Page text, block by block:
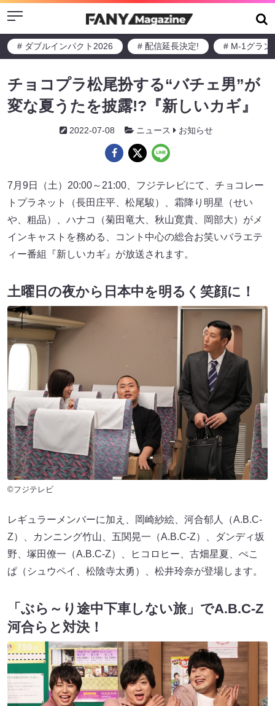
Menu
# ダブルインパクト2026 # 配信延長決定! # M-1グラン
チョコプラ松尾扮する“バチェ男”が
変な夏うたを披露!?『新しいカギ』
2022-07-08 ニュース お知らせ
7月9日（土）20:00～21:00、フジテレビにて、チョコレー
トプラネット（長田庄平、松尾駿）、霜降り明星（せい
や、粗品）、ハナコ（菊田竜大、秋山寛貴、岡部大）がメ
インキャストを務める、コント中心の総合お笑いバラエテ
ィー番組『新しいカギ』が放送されます。
土曜日の夜から日本中を明るく笑顔に！
©フジテレビ
レギュラーメンバーに加え、岡崎紗絵、河合郁人（A.B.C-
Z）、カンニング竹山、五関晃一（A.B.C-Z）、ダンディ坂
野、塚田僚一（A.B.C-Z）、ヒコロヒー、古畑星夏、ぺこ
ぱ（シュウペイ、松陰寺太勇）、松井玲奈が登場します。
「ぶら～り途中下車しない旅」でA.B.C-Z
河合らと対決！